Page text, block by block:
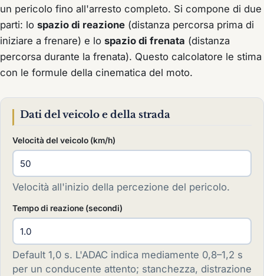
un pericolo fino all'arresto completo. Si compone di due
parti: lo spazio di reazione (distanza percorsa prima di
iniziare a frenare) e lo spazio di frenata (distanza
percorsa durante la frenata). Questo calcolatore le stima
con le formule della cinematica del moto.
Dati del veicolo e della strada
Velocità del veicolo (km/h)
Velocità all'inizio della percezione del pericolo.
Tempo di reazione (secondi)
Default 1,0 s. L'ADAC indica mediamente 0,8–1,2 s
per un conducente attento; stanchezza, distrazione